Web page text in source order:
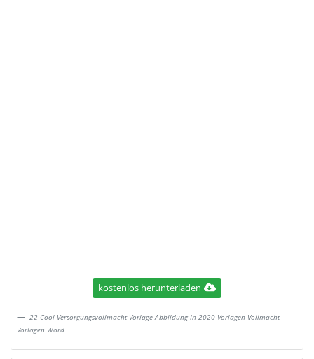
kostenlos herunterladen
22 Cool Versorgungsvollmacht Vorlage Abbildung In 2020 Vorlagen Vollmacht
Vorlagen Word